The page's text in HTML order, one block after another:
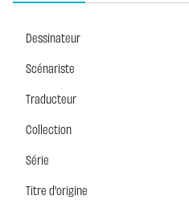
Dessinateur
Scénariste
Traducteur
Collection
Série
Titre d'origine